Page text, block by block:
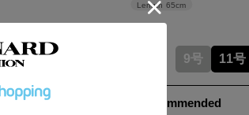
Length 65cm
9号 11号
158cm 51kgRecommended